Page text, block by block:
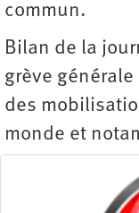
commun.
Bilan de la
grève
des
monde et